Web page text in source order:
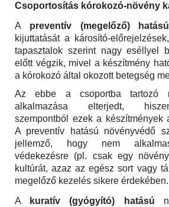
Csoportosítás kórokozó-növény
A preventív (megelőző) hatású
kijuttatását a károsító-
tapasztalok szerint nagy eséllyel
előtt végzik, mivel a készítmény
a kórokozó által okozott betegség
Az ebbe a csoportba tartozó
alkalmazása elterjedt,
szempontból ezek a készítmények
A preventív hatású növényvédő
jellemző, hogy nem
védekezésre (pl. csak egy
kultúrát, azaz az egész sort vagy
megelőző kezelés sikere érdekében.
A
kuratív (gyógyító) hatású